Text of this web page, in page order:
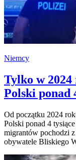
Niemcy
Tylko w
Polski ponad
Od początku 2024
Polski ponad 4
migrantów pochodzi z
obywatele Bliskiego